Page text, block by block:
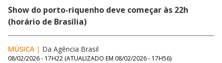
Show do porto-riquenho deve começar às 22h
(horário de Brasília)
MÚSICA | Da Agência Brasil
08/02/2026 - 17H22 (ATUALIZADO EM 08/02/2026 - 17H56)